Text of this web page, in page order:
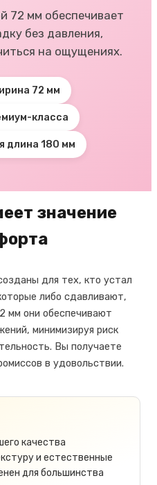
72 мм обеспечивает
без давления,
на ощущениях.
72 мм
класса
длина 180 мм
значение
для тех, кто устал
либо сдавливают,
мм они обеспечивают
минимизируя риск
Вы получаете
в удовольствии.
качества
и естественные
для большинства